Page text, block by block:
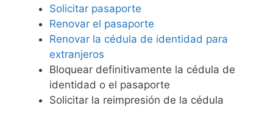
Solicitar pasaporte
Renovar el pasaporte
Renovar la cédula de identidad para
extranjeros
Bloquear definitivamente la cédula de
identidad o el pasaporte
Solicitar la reimpresión de la cédula